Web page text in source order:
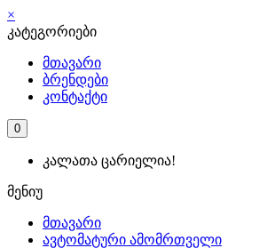
×
კატეგორიები
მთავარი
ბრენდები
კონტაქტი
0
კალათა ცარიელია!
მენიუ
მთავარი
ავტომატური ამომრთველი